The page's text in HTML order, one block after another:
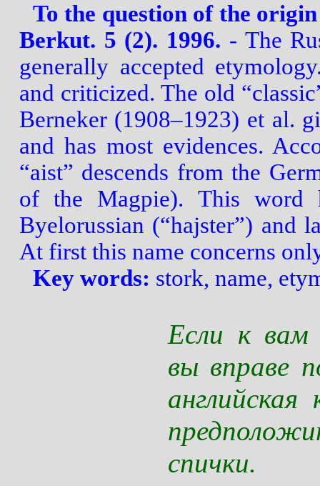
To the question of the
Berkut. 5 (2). 1996. - The
generally accepted
and criticized. The old
Berneker (1908–1923) et al.
and has most evidences.
“aist” descends from the
of the Magpie). This word
Byelorussian (“hajster”) and
At first this name concerns
Key words: stork, name,
Если к вам
вы вправе
английская
спички.